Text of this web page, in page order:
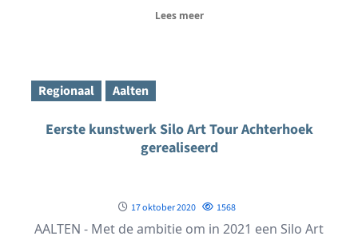
Lees meer
Regionaal Aalten
Eerste kunstwerk Silo Art Tour Achterhoek
gerealiseerd
17 oktober 2020 1568
AALTEN - Met de ambitie om in 2021 een Silo Art